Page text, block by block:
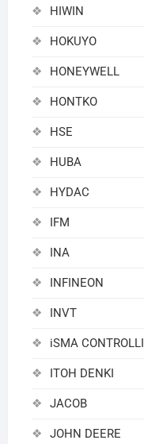
HIWIN
HOKUYO
HONEYWELL
HONTKO
HSE
HUBA
HYDAC
IFM
INA
INFINEON
INVT
iSMA CONTROLLI
ITOH DENKI
JACOB
JOHN DEERE